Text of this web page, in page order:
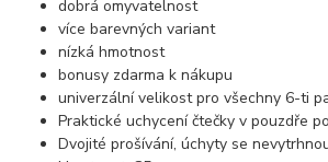
dobrá omyvatelnost
více barevných variant
nízká hmotnost
bonusy zdarma k nákupu
univerzální velikost pro všechny 6-ti
Praktické uchycení čtečky v pouzdře
Dvojité prošívání, úchyty se